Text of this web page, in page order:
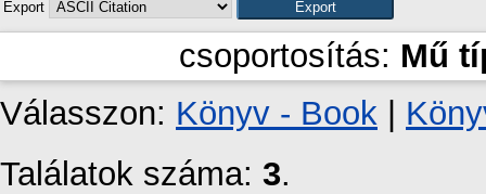
Export
csoportosítás: Mű
Válasszon: Könyv - Book
Találatok száma: 3.